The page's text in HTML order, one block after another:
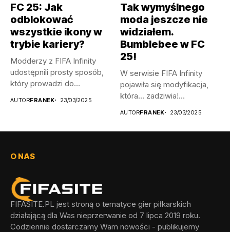
FC 25: Jak
odblokować
wszystkie ikony w
trybie kariery?
Modderzy z FIFA Infinity
udostępnili prosty sposób,
który prowadzi do
AUTORFRANEK 23/03/2025
Tak wymyślnego
moda jeszcze nie
widziałem.
Bumblebee w FC
25!
W serwisie FIFA Infinity
pojawiła się modyfikacja,
która… zadziwia!
AUTORFRANEK 23/03/2025
O NAS
FIFASITE.PL jest stroną o tematyce gier piłkarskich
działającą dla Was nieprzerwanie od 7 lipca 2019 roku.
Codziennie dostarczamy Wam nowości - publikujemy